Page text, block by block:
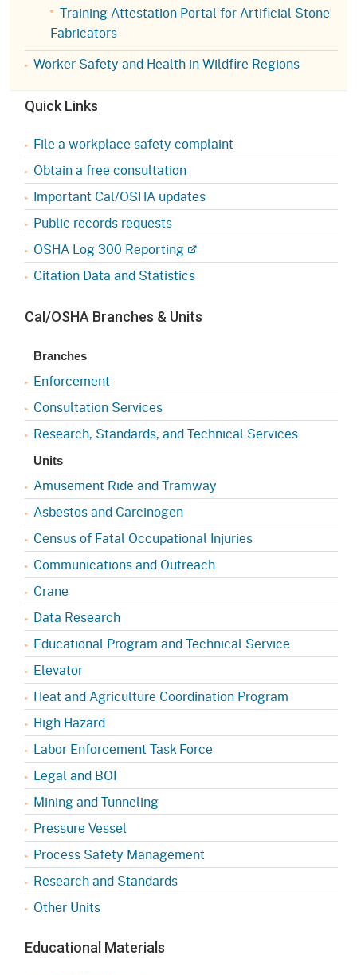
Training Attestation Portal for Artificial Stone
Fabricators
Worker Safety and Health in Wildfire Regions
Quick Links
File a workplace safety complaint
Obtain a free consultation
Important Cal/OSHA updates
Public records requests
OSHA Log 300 Reporting
Citation Data and Statistics
Cal/OSHA Branches & Units
Branches
Enforcement
Consultation Services
Research, Standards, and Technical Services
Units
Amusement Ride and Tramway
Asbestos and Carcinogen
Census of Fatal Occupational Injuries
Communications and Outreach
Crane
Data Research
Educational Program and Technical Service
Elevator
Heat and Agriculture Coordination Program
High Hazard
Labor Enforcement Task Force
Legal and BOI
Mining and Tunneling
Pressure Vessel
Process Safety Management
Research and Standards
Other Units
Educational Materials